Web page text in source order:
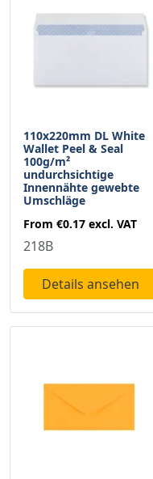
110x220mm DL White
Wallet Peel & Seal
100g/m²
undurchsichtige
Innennähte gewebte
Umschläge
From €0.17 excl. VAT
218B
Details ansehen